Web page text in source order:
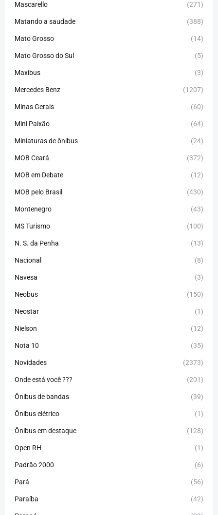
Mascarello (271)
Matando a saudade (388)
Mato Grosso (14)
Mato Grosso do Sul (5)
Maxibus (3)
Mercedes Benz (1207)
Minas Gerais (60)
Mini Paixão (64)
Miniaturas de ônibus (24)
MOB Ceará (372)
MOB em Debate (12)
MOB pelo Brasil (430)
Montenegro (43)
MS Turismo (100)
N. S. da Penha (13)
Nacional (8)
Navesa (3)
Neobus (150)
Neostar (1)
Nielson (12)
Nota 10 (35)
Novidades (2373)
Onde está você ??? (201)
Ônibus de bandas (39)
Ônibus elétrico (1)
Ônibus em destaque (128)
Open RH (1)
Padrão 2000 (6)
Pará (56)
Paraíba (42)